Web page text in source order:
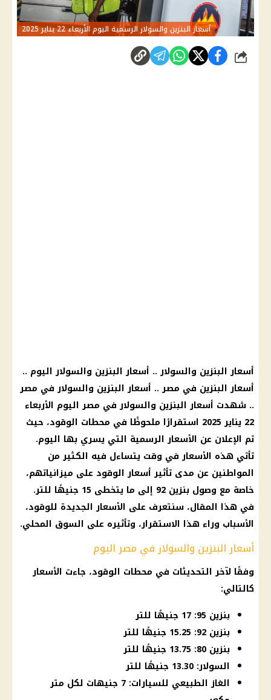
أسعار البنزين والسولار الرسمية اليوم الأربعاء 22 يناير 2025
شارك
أسعار البنزين والسولار .. أسعار البنزين والسولار اليوم ..
أسعار البنزين في مصر .. أسعار البنزين والسولار في مصر
.. شهدت أسعار البنزين والسولار في مصر اليوم الأربعاء
22 يناير 2025 استقرارًا ملحوظًا في محطات الوقود، حيث
تم الإعلان عن الأسعار الرسمية التي يسري بها اليوم.
تأتي هذه الأسعار في وقت يتساءل فيه الكثير من
المواطنين عن مدى تأثير أسعار الوقود على ميزانياتهم،
خاصة مع وصول بنزين 92 إلى ما يتخطى 15 جنيهًا للتر.
في هذا المقال، سنتعرف على الأسعار الجديدة للوقود،
الأسباب وراء هذا الاستقرار، وتأثيره على السوق المحلي.
أسعار البنزين والسولار في مصر اليوم
وفقًا لآخر التحديثات في محطات الوقود، جاءت الأسعار
كالتالي:
بنزين 95: 17 جنيهًا للتر
بنزين 92: 15.25 جنيهًا للتر
بنزين 80: 13.75 جنيهًا للتر
السولار: 13.30 جنيهًا للتر
الغاز الطبيعي للسيارات: 7 جنيهات لكل متر